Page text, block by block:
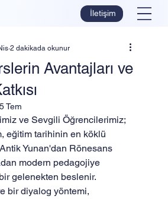
İletişim
Avantajları ve
2 dakikada okunur
5 Tem
ve Sevgili Öğrencilerimiz;
eğitim tarihinin en köklü
Yunan'dan Rönesans
modern pedagojiye
gelenekten beslenir.
bir diyalog yöntemi,